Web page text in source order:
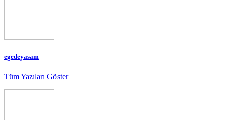
egedeyasam
Tüm Yazıları Göster